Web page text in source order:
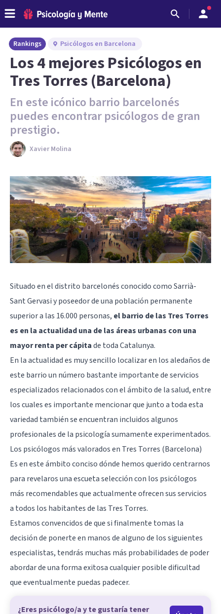
Rankings Psicólogos en Barcelona
Los 4 mejores Psicólogos en
Tres Torres (Barcelona)
En este icónico barrio barcelonés
puedes encontrar psicólogos de gran
prestigio.
Xavier Molina
Situado en el distrito barcelonés conocido comoSarrià-
Sant Gervasiy poseedor de una población permanente
superior a las 16.000 personas, el barrio de las Tres Torres
es en la actualidad una de las áreas urbanas con una
mayor renta per cápitade toda Catalunya.
En la actualidad es muy sencillo localizar en los aledaños de
este barrio un número bastante importante de servicios
especializados relacionados con el ámbito de la salud, entre
los cuales es importante mencionar que junto a toda esta
variedad también se encuentran incluidos algunos
profesionales de la psicología sumamente experimentados.
Los psicólogos más valorados en Tres Torres (Barcelona)
Es en este ámbito conciso dónde hemos querido centrarnos
para revelaros una escueta selección con los psicólogos
más recomendables que actualmente ofrecen sus servicios
a todos los habitantes de las Tres Torres.
Estamos convencidos de que si finalmente tomas la
decisión de ponerte en manos de alguno de los siguientes
especialistas, tendrás muchas más probabilidades de poder
abordar de una forma exitosa cualquier posible dificultad
que eventualmente puedas padecer.
¿Eres psicólogo/a y te gustaría tener